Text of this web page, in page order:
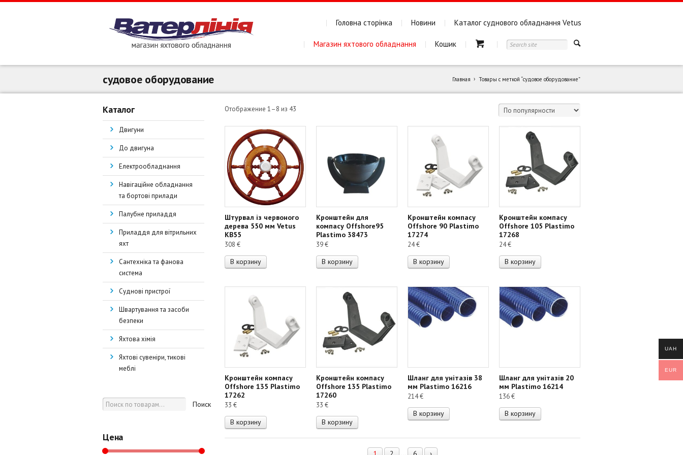
Головна сторінка Новини Каталог суднового обладнання Vetus
Магазин яхтового обладнання Кошик
Главная Товары с меткой “судовое оборудование”
судовое оборудование
Отображение 1–8 из 43
Штурвал із червоного
дерева 550 мм Vetus
КB55
308 €
В корзину
Кронштейн для
компасу Offshore95
Plastimo 38473
39€
В корзину
Кронштейн компасу
Offshore 90 Plastimo
17274
24€
В корзину
Кронштейн компасу
Offshore 105 Plastimo
17268
24€
В корзину
Кронштейн компасу
Offshore 135 Plastimo
17262
33 €
В корзину
Кронштейн компасу
Offshore 135 Plastimo
17260
33 €
В корзину
Шланг для унітазів 38
мм Plastimo 16216
214€
В корзину
Шланг для унітазів 20
мм Plastimo 16214
136€
В корзину
Каталог
Двигуни
До двигуна
Електрообладнання
Навігаційне обладнання
та бортові прилади
Палубне приладдя
Приладдя для вітрильних
яхт
Сантехніка та фанова
система
Суднові пристрої
Швартування та засоби
безпеки
Яхтова хімія
Яхтові сувеніри, тикові
меблі
Поиск
Цена
UAH
EUR